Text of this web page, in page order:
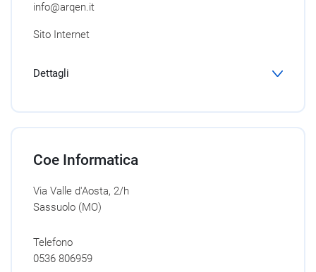
info@arqen.it
Sito Internet
Dettagli
Coe Informatica
Via Valle d'Aosta, 2/h
Sassuolo (MO)
Telefono
0536 806959